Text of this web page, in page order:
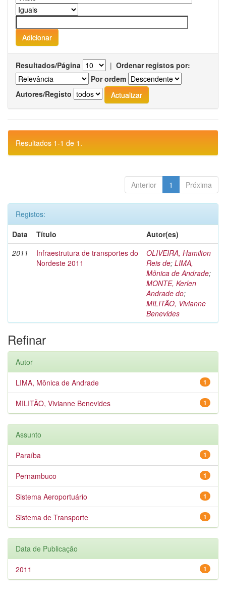
Resultados/Página | Ordenar registos por:
Por ordem
Autores/Registo
Resultados 1-1 de 1.
Anterior 1 Próxima
Registos:
Data
Título
Autor(es)
2011
Infraestrutura de transportes do
Nordeste 2011
OLIVEIRA, Hamilton
Reis de; LIMA,
Mônica de Andrade;
MONTE, Kerlen
Andrade do;
MILITÃO, Vivianne
Benevides
Refinar
Autor
1
LIMA, Mônica de Andrade
1
MILITÃO, Vivianne Benevides
Assunto
1
Paraíba
1
Pernambuco
1
Sistema Aeroportuário
1
Sistema de Transporte
Data de Publicação
1
2011